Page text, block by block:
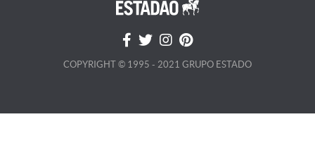
COPYRIGHT © 1995 - 2021 GRUPO ESTADO